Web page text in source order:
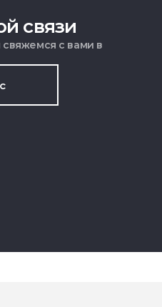
связи
с вами в